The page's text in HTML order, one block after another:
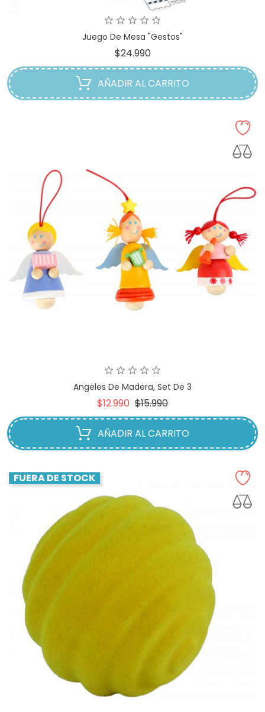
Juego De Mesa "Gestos"
$24.990Precio
AÑADIR AL CARRITO
Angeles De Madera, Set De 3
$12.990 Precio
base
$15.990Precio
AÑADIR AL CARRITO
FUERA DE STOCK